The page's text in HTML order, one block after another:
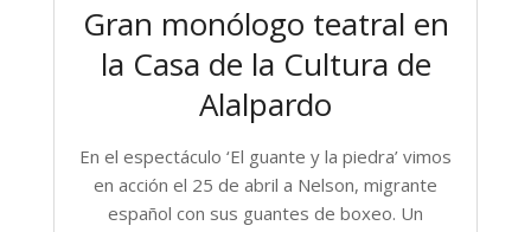
Gran monólogo teatral en
la Casa de la Cultura de
Alalpardo
En el espectáculo ‘El guante y la piedra’ vimos
en acción el 25 de abril a Nelson, migrante
español con sus guantes de boxeo. Un